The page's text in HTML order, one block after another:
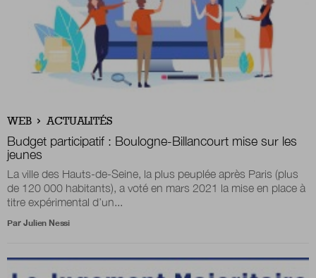
WEB ACTUALITÉS
Budget participatif : Boulogne-Billancourt mise sur les
jeunes
La ville des Hauts-de-Seine, la plus peuplée après Paris (plus
de 120 000 habitants), a voté en mars 2021 la mise en place à
titre expérimental d’un...
Par Julien Nessi